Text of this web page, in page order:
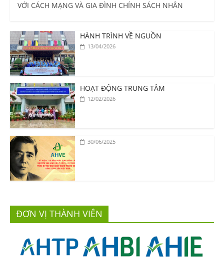
VỚI CÁCH MẠNG VÀ GIA ĐÌNH CHÍNH SÁCH NHÂN
HÀNH TRÌNH VỀ NGUỒN
13/04/2026
HOẠT ĐỘNG TRUNG TÂM
12/02/2026
30/06/2025
ĐƠN VỊ THÀNH VIÊN